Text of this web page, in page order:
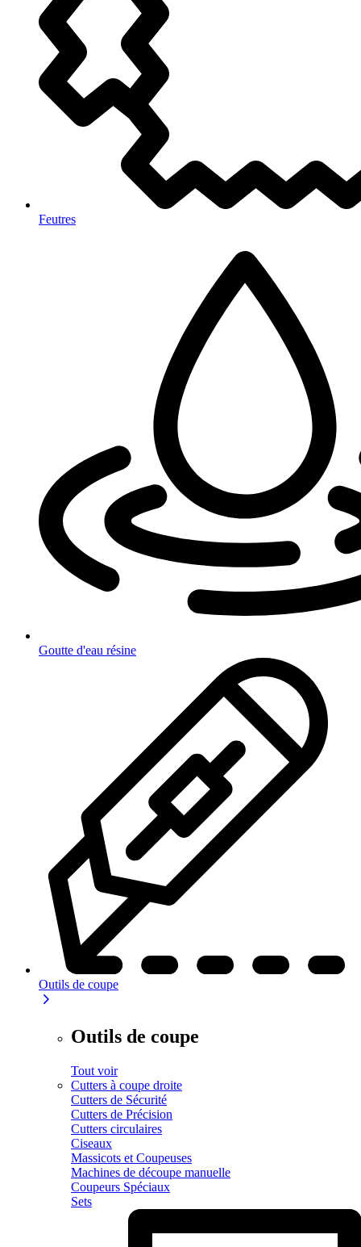
Feutres
Goutte d'eau résine
Outils de coupe
Outils de coupe
Tout voir
Cutters à coupe droite
Cutters de Sécurité
Cutters de Précision
Cutters circulaires
Ciseaux
Massicots et Coupeuses
Machines de découpe manuelle
Coupeurs Spéciaux
Sets